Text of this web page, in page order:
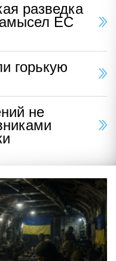
разведка
ЕС
горькую
не